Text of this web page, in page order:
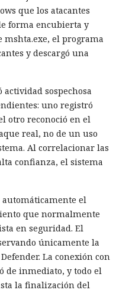
que los atacantes
forma encubierta y
mshta.exe, el programa
y descargó una
sospechosa
uno registró
otro reconoció en el
real, no de un uso
Al correlacionar las
confianza, el sistema
el
que normalmente
en seguridad. El
únicamente la
La conexión con
de inmediato, y todo el
la finalización del